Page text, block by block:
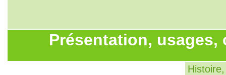
Présentation,